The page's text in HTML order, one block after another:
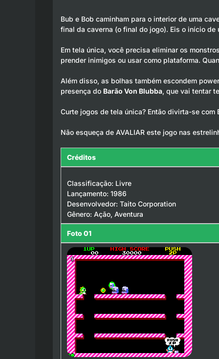
Bub e Bob caminham para o interior de uma
final da caverna (o final do jogo). Eis o início
Em tela única, você precisa eliminar os
prender inimigos ou usar como plataforma.
Além disso, as bolhas também escondem
presença do Barão Von Blubba, que vai tentar
Curte jogos de tela única? Então divirta-se
Não esqueça de AVALIAR este jogo nas
Créditos
Classificação: Livre
Lançamento: 1986
Desenvolvedor: Taito Corporation
Gênero: Ação, Aventura
Foto 01